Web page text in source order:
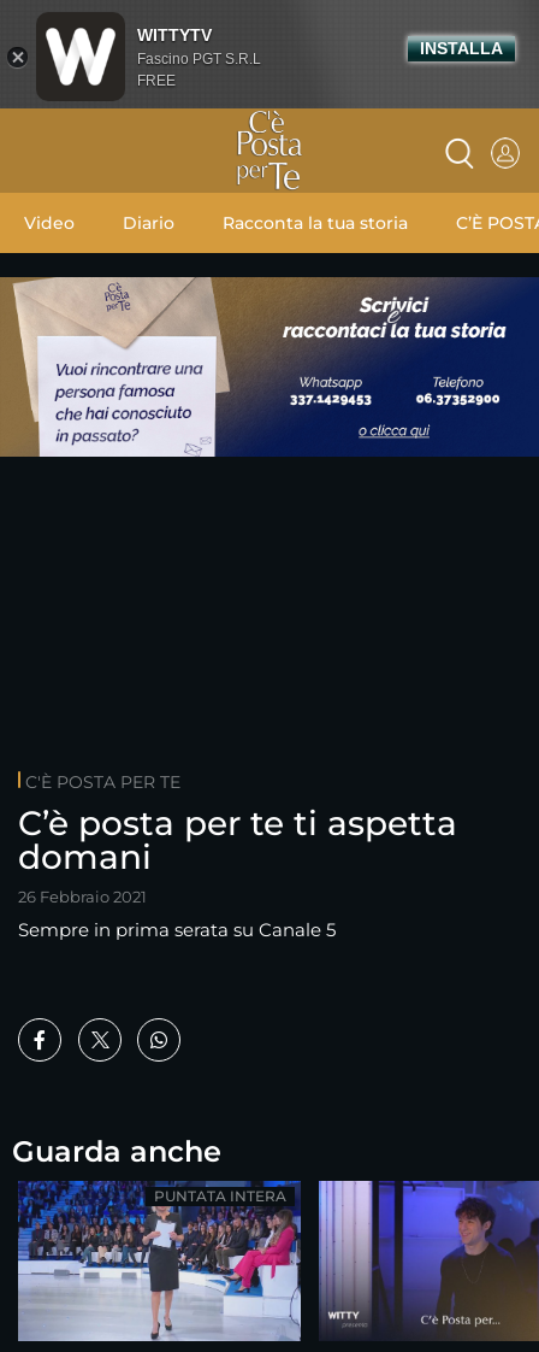
Video Diario Racconta la tua storia C’È
C'È POSTA PER TE
C’è posta per te ti aspetta
domani
26 Febbraio 2021
Sempre in prima serata su Canale 5
Guarda anche
PUNTATA INTERA
WITTYTV
Fascino PGT S.R.L
FREE
INSTALLA